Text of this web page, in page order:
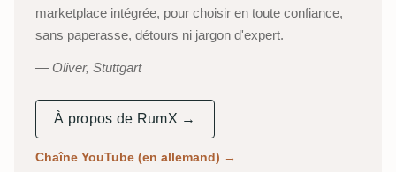
marketplace intégrée, pour choisir en toute confiance,
sans paperasse, détours ni jargon d'expert.
Oliver, Stuttgart
À propos de RumX →
Chaîne YouTube (en allemand) →